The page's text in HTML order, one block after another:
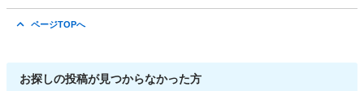
ページTOPへ
お探しの投稿が見つからなかった方